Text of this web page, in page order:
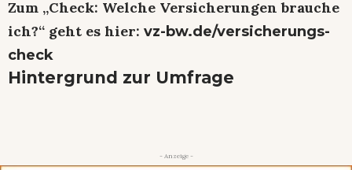
Zum „Check: Welche Versicherungen brauche
ich?“ geht es hier: vz-bw.de/versicherungs-
check
Hintergrund zur Umfrage
- Anzeige -